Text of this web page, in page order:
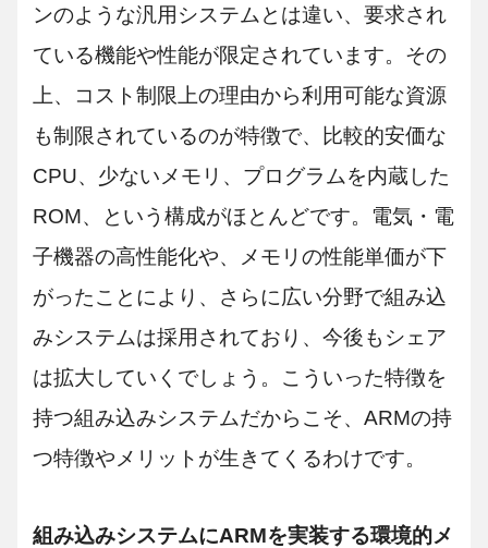
ンのような汎用システムとは違い、要求され
ている機能や性能が限定されています。その
上、コスト制限上の理由から利用可能な資源
も制限されているのが特徴で、比較的安価な
CPU、少ないメモリ、プログラムを内蔵した
ROM、という構成がほとんどです。電気・電
子機器の高性能化や、メモリの性能単価が下
がったことにより、さらに広い分野で組み込
みシステムは採用されており、今後もシェア
は拡大していくでしょう。こういった特徴を
持つ組み込みシステムだからこそ、ARMの持
つ特徴やメリットが生きてくるわけです。
組み込みシステムにARMを実装する環境的メ